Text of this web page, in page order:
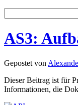
AS3:
Gepostet von
Dieser Beitrag ist für
Informationen, die